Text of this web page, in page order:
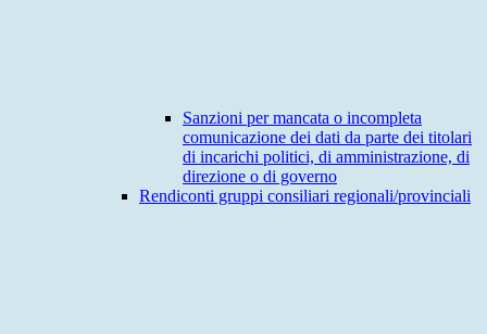
Sanzioni per mancata o incompleta
comunicazione dei dati da parte dei titolari
di incarichi politici, di amministrazione, di
direzione o di governo
Rendiconti gruppi consiliari regionali/provinciali